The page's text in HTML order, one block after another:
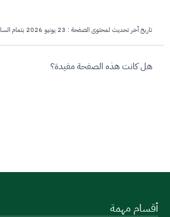
تاريخ آخر تحديث لمحتوى الصفحة : 23 يونيو 2026 بتمام الساعة 09:02 مساءً
survey_v2
هل كانت هذه الصفحة مفيدة؟
أقسام مهمة